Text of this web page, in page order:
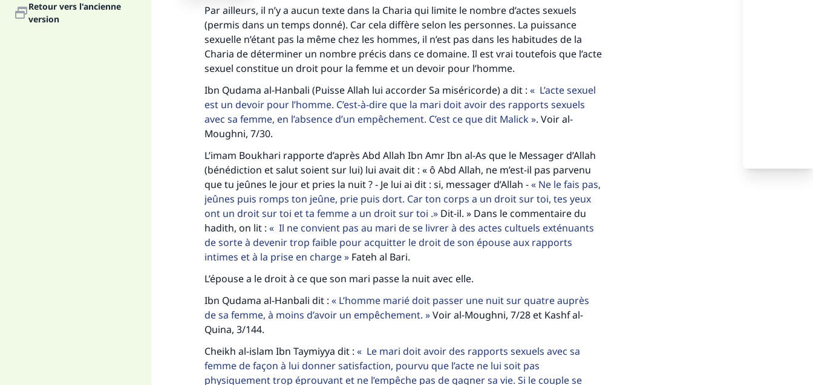
Retour vers l'ancienne
version
Par ailleurs, il n’y a aucun texte dans la Charia qui limite le nombre d’actes sexuels
(permis dans un temps donné). Car cela diffère selon les personnes. La puissance
sexuelle n’étant pas la même chez les hommes, il n’est pas dans les habitudes de la
Charia de déterminer un nombre précis dans ce domaine. Il est vrai toutefois que l’acte
sexuel constitue un droit pour la femme et un devoir pour l’homme.
Ibn Qudama al-Hanbali (Puisse Allah lui accorder Sa miséricorde) a dit :
L’acte sexuel
est un devoir pour l’homme. C’est-à-dire que la mari doit avoir des rapports sexuels
avec sa femme, en l’absence d’un empêchement. C’est ce que dit Malick
. Voir al-
Moughni, 7/30.
L’imam Boukhari rapporte d’après Abd Allah Ibn Amr Ibn al-As que le Messager d’Allah
(bénédiction et salut soient sur lui) lui avait dit : « ô Abd Allah, ne m’est-il pas parvenu
que tu jeûnes le jour et pries la nuit ? - Je lui ai dit : si, messager d’Allah -
Ne le fais pas,
jeûnes puis romps ton jeûne, prie puis dort. Car ton corps a un droit sur toi, tes yeux
ont un droit sur toi et ta femme a un droit sur toi .
Dit-il. » Dans le commentaire du
hadith, on lit :
Il ne convient pas au mari de se livrer à des actes cultuels exténuants
de sorte à devenir trop faible pour acquitter le droit de son épouse aux rapports
intimes et à la prise en charge
Fateh al Bari.
L’épouse a le droit à ce que son mari passe la nuit avec elle.
Ibn Qudama al-Hanbali dit :
L’homme marié doit passer une nuit sur quatre auprès
de sa femme, à moins d’avoir un empêchement.
Voir al-Moughni, 7/28 et Kashf al-
Quina, 3/144.
Cheikh al-islam Ibn Taymiyya dit :
Le mari doit avoir des rapports sexuels avec sa
femme de façon à lui donner satisfaction, pourvu que l’acte ne lui soit pas
physiquement trop éprouvant et ne l’empêche pas de gagner sa vie. Si le couple se
Faites une différence dans la vie de millions de
personnes grâce à votre contribution
Aidez nous à apporter des réponses.
Le Messager d'Allah (Paix sur lui) a dit:
"Celui qui indique une bonne action obtient la même récompense
que celui qui le fait."
(MOUSLIM 1893)